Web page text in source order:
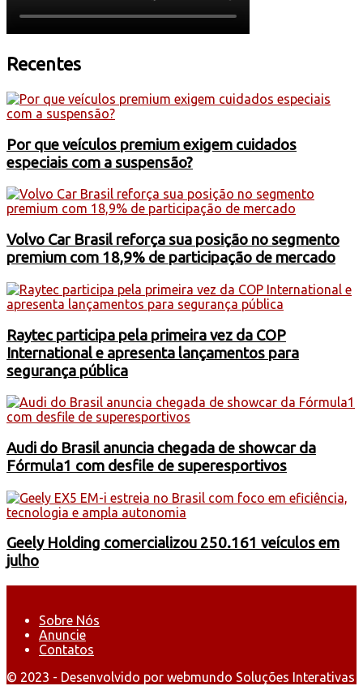
Recentes
Por que veículos premium exigem cuidados
especiais com a suspensão?
Volvo Car Brasil reforça sua posição no segmento
premium com 18,9% de participação de mercado
Raytec participa pela primeira vez da COP
International e apresenta lançamentos para
segurança pública
Audi do Brasil anuncia chegada de showcar da
Fórmula1 com desfile de superesportivos
Geely Holding comercializou 250.161 veículos em
julho
Sobre Nós
Anuncie
Contatos
© 2023 - Desenvolvido por webmundo Soluções Interativas